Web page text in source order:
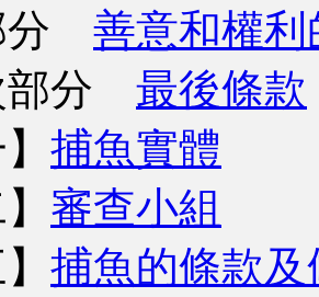
分 善意和權利
部分 最後條款
捕魚實體
審查小組
捕魚的條款及